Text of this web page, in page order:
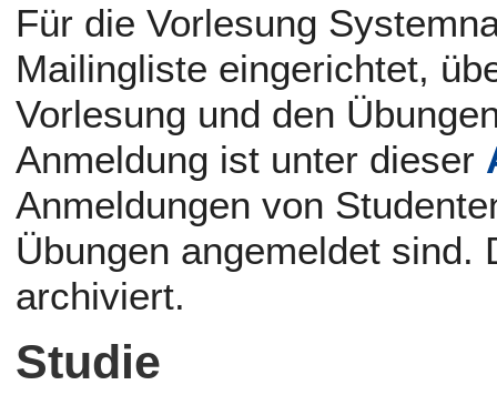
Für die Vorlesung
Mailingliste eingerichtet,
Vorlesung und den
Anmeldung ist unter dieser
Anmeldungen von
Übungen angemeldet sind.
archiviert.
Studie